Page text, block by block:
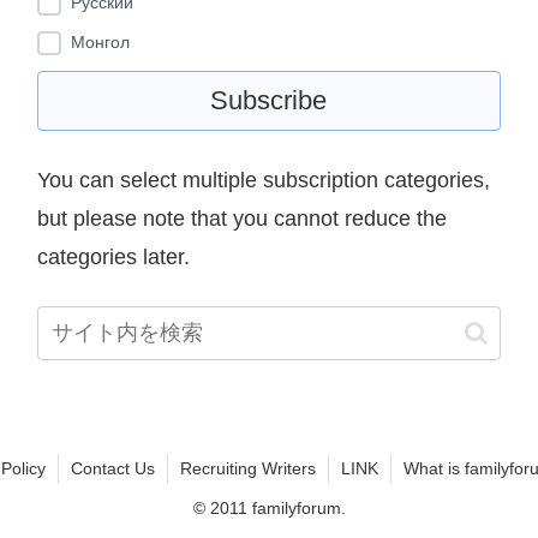
Монгол
You can select multiple subscription categories,
but please note that you cannot reduce the
categories later.
Contact Us Recruiting Writers LINK What is
© 2011 familyforum.